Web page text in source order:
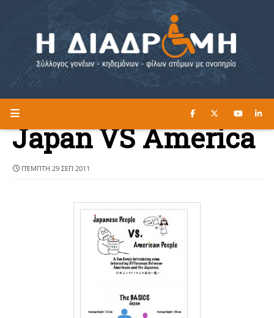
Η ΔΙΑΔΡΟΜΗ ΔΙΑΒΑΣΤΕ ΕΔΩ ►
Japan VS America
ΠΈΜΠΤΗ 29 ΣΕΠ 2011